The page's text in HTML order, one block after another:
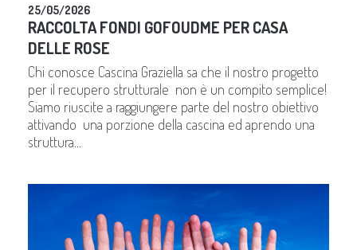
25/05/2026
RACCOLTA FONDI GOFOUDME PER CASA
DELLE ROSE
Chi conosce Cascina Graziella sa che il nostro progetto
per il recupero strutturale non è un compito semplice!
Siamo riuscite a raggiungere parte del nostro obiettivo
attivando una porzione della cascina ed aprendo una
struttura...